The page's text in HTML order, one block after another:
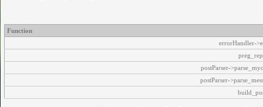
Function
errorHandler-
postParser-
postParser-